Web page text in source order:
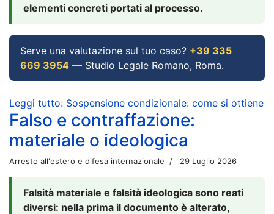
elementi concreti portati al processo.
Serve una valutazione sul tuo caso? +39 335
669 3954 — Studio Legale Romano, Roma.
Leggi tutto: Sospensione condizionale: come si ottiene
Falso e contraffazione:
materiale o ideologica
Arresto all'estero e difesa internazionale 29 Luglio 2026
Falsità materiale e falsità ideologica sono reati
diversi: nella prima il documento è alterato,